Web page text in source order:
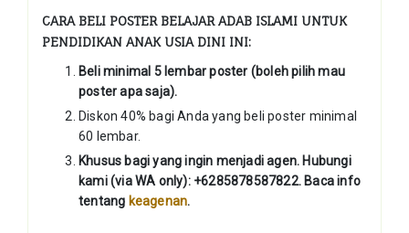
CARA BELI POSTER BELAJAR ADAB ISLAMI UNTUK
PENDIDIKAN ANAK USIA DINI INI:
Beli minimal 5 lembar poster (boleh pilih mau
poster apa saja).
Diskon 40% bagi Anda yang beli poster minimal
60 lembar.
Khusus bagi yang ingin menjadi agen. Hubungi
kami (via WA only): +6285878587822. Baca info
tentang keagenan.